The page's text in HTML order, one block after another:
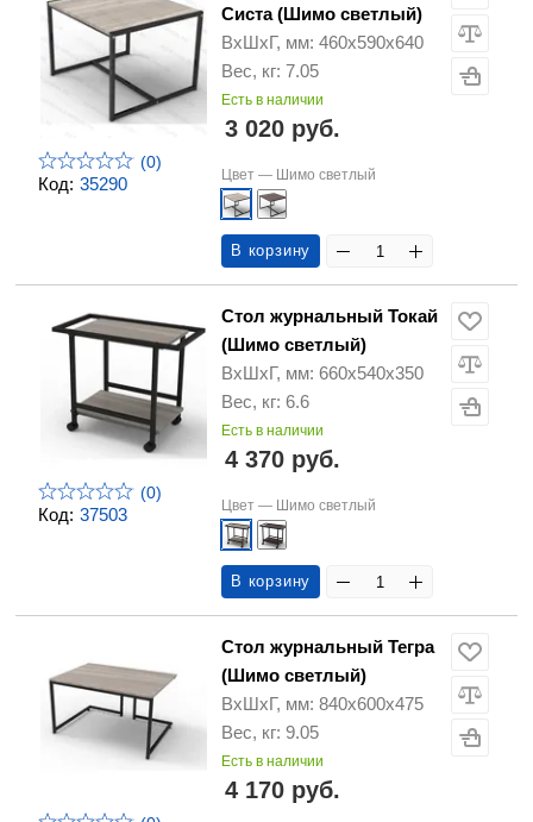
Код: 35290
(0)
Систа (Шимо светлый)
ВхШхГ, мм: 460х590х640
Вес, кг: 7.05
Есть в наличии
3 020 руб.
Цвет — Шимо светлый
В корзину
Код: 37503
(0)
Стол журнальный Токай
(Шимо светлый)
ВхШхГ, мм: 660х540х350
Вес, кг: 6.6
Есть в наличии
4 370 руб.
Цвет — Шимо светлый
В корзину
Стол журнальный Тегра
(Шимо светлый)
ВхШхГ, мм: 840х600х475
Вес, кг: 9.05
Есть в наличии
4 170 руб.